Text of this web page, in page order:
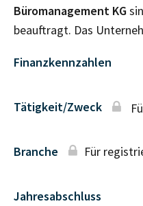
Büromanagement KG
beauftragt. Das
Finanzkennzahlen
Tätigkeit/Zweck
Branche Für
Jahresabschluss